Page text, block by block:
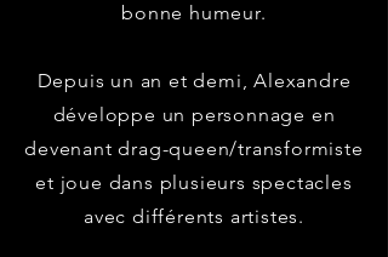
bonne humeur.
Depuis un an et demi, Alexandre
développe un personnage en
devenant drag-queen/transformiste
et joue dans plusieurs spectacles
avec différents artistes.